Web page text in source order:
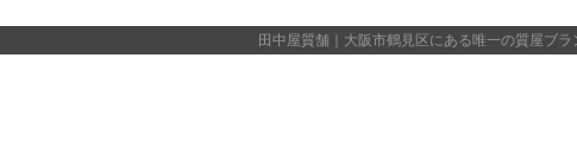
田中屋質舗｜大阪市鶴見区にある唯一の質屋ブラ